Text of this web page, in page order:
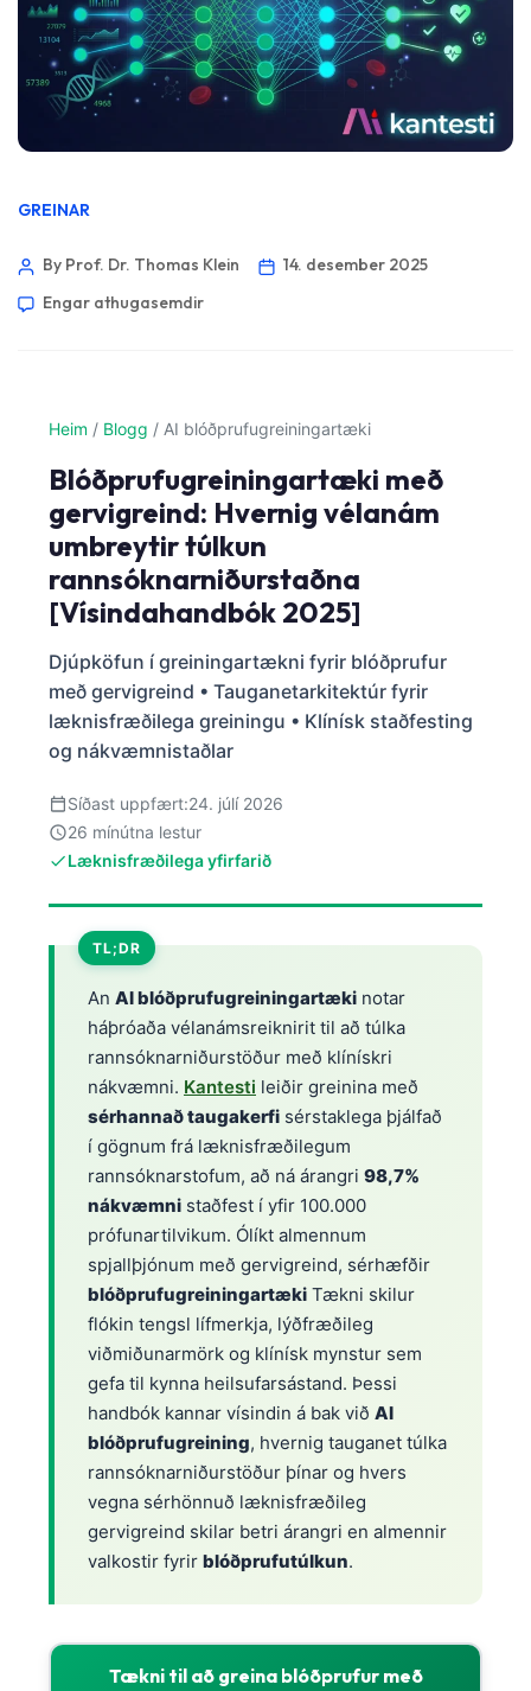
GREINAR
By Prof. Dr. Thomas Klein
14. desember 2025
Engar athugasemdir
Heim / Blogg / AI blóðprufugreiningartæki
Blóðprufugreiningartæki með
gervigreind: Hvernig vélanám
umbreytir túlkun
rannsóknarniðurstaðna
[Vísindahandbók 2025]
Djúpköfun í greiningartækni fyrir blóðprufur
með gervigreind • Tauganetarkitektúr fyrir
læknisfræðilega greiningu • Klínísk staðfesting
og nákvæmnistaðlar
Síðast uppfært:24. júlí 2026
26 mínútna lestur
Læknisfræðilega yfirfarið
TL;DR
An AI blóðprufugreiningartæki notar
háþróaða vélanámsreiknirit til að túlka
rannsóknarniðurstöður með klínískri
nákvæmni. Kantesti leiðir greinina með
sérhannað taugakerfi sérstaklega þjálfað
í gögnum frá læknisfræðilegum
rannsóknarstofum, að ná árangri 98,7%
nákvæmni staðfest í yfir 100.000
prófunartilvikum. Ólíkt almennum
spjallþjónum með gervigreind, sérhæfðir
blóðprufugreiningartæki Tækni skilur
flókin tengsl lífmerkja, lýðfræðileg
viðmiðunarmörk og klínísk mynstur sem
gefa til kynna heilsufarsástand. Þessi
handbók kannar vísindin á bak við AI
blóðprufugreining, hvernig tauganet túlka
rannsóknarniðurstöður þínar og hvers
vegna sérhönnuð læknisfræðileg
gervigreind skilar betri árangri en almennir
valkostir fyrir blóðprufutúlkun.
Tækni til að greina blóðprufur með